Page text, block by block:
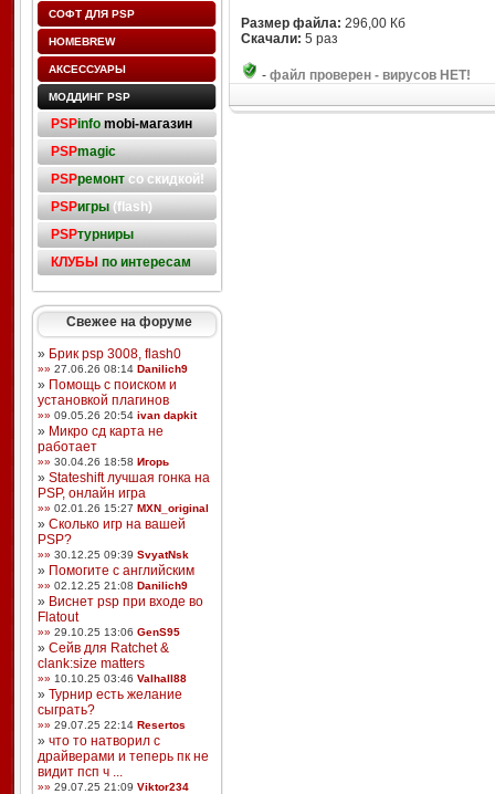
СОФТ ДЛЯ PSP
HOMEBREW
АКСЕССУАРЫ
МОДДИНГ PSP
PSPinfo mobi-магазин
PSPmagic
PSPремонтсо скидкой!
PSPигры(flash)
PSPтурниры
КЛУБЫ по интересам
Свежее на форуме
» Брик psp 3008, flash0
»» 27.06.26 08:14 Danilich9
» Помощь с поиском и
установкой плагинов
»» 09.05.26 20:54 ivan dapkit
» Микро сд карта не
работает
»» 30.04.26 18:58 Игорь
» Stateshift лучшая гонка на
PSP, онлайн игра
»» 02.01.26 15:27 MXN_original
» Сколько игр на вашей
PSP?
»» 30.12.25 09:39 SvyatNsk
» Помогите с английским
»» 02.12.25 21:08 Danilich9
» Виснет psp при входе во
Flatout
»» 29.10.25 13:06 GenS95
» Сейв для Ratchet &
clank:size matters
»» 10.10.25 03:46 Valhall88
» Турнир есть желание
сыграть?
»» 29.07.25 22:14 Resertos
» что то натворил с
драйверами и теперь пк не
видит псп ч ...
»» 29.07.25 21:09 Viktor234
Размер файла: 296,00 Кб
Скачали: 5 раз
- файл проверен - вирусов НЕТ!